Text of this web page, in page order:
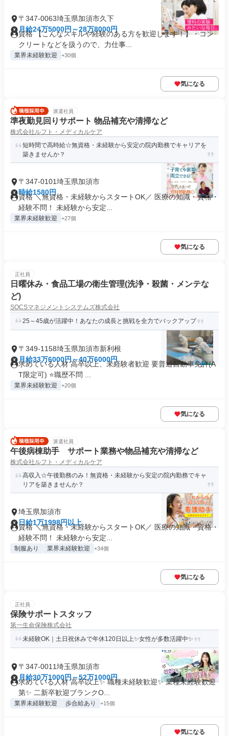
〒347-0063埼玉県加須市久下
月給24万5000円～28万8000円
資格 【こんなスキルや経験のある方を歓迎します！】・コン
クリートなどを扱うので、力仕事...
業界未経験歓迎 +30個
気になる
派遣社員
準夜勤見回りサポート 物品補充や清掃など
株式会社ルフト・メディカルケア
短時間で高時給☆無資格・未経験から安定の院内勤務でキャリアを
築きませんか？
〒347-0101埼玉県加須市
時給1580円
資格 ＼無資格・未経験からスタートOK／ 医療の知識・資格・
経験不問！ 未経験から安定...
業界未経験歓迎 +27個
気になる
正社員
日曜休み・食品工場の衛生管理(洗浄・殺菌・メンテな
ど)
SOCSマネジメントシステムズ株式会社
25～45歳が活躍中！あなたの成長と挑戦を全力でバックアップ
〒349-1158埼玉県加須市新利根
月給33万6000円～40万6000円
求めている人材 高卒以上、未経験者歓迎 要普通自動車免許(A
T限定可) ⭐職歴不問 ...
業界未経験歓迎 +20個
気になる
派遣社員
午後病棟助手 サポート業務や物品補充や清掃など
株式会社ルフト・メディカルケア
高収入☆午後勤務のみ！無資格・未経験から安定の院内勤務でキャ
リアを築きませんか？
埼玉県加須市
日給1万1998円以上
資格 ＼無資格・未経験からスタートOK／ 医療の知識・資格・
経験不問！ 未経験から安定...
制服あり 業界未経験歓迎 +34個
気になる
正社員
保険サポートスタッフ
第一生命保険株式会社
未経験OK｜土日祝休みで年休120日以上✨女性が多数活躍中✨
〒347-0011埼玉県加須市
月給30万1000円～52万1000円
求めている人材 高卒以上✨ 職種未経験歓迎✨ 業種未経験歓迎
第✨ 二新卒歓迎ブランクO...
業界未経験歓迎 歩合給あり +15個
気になる